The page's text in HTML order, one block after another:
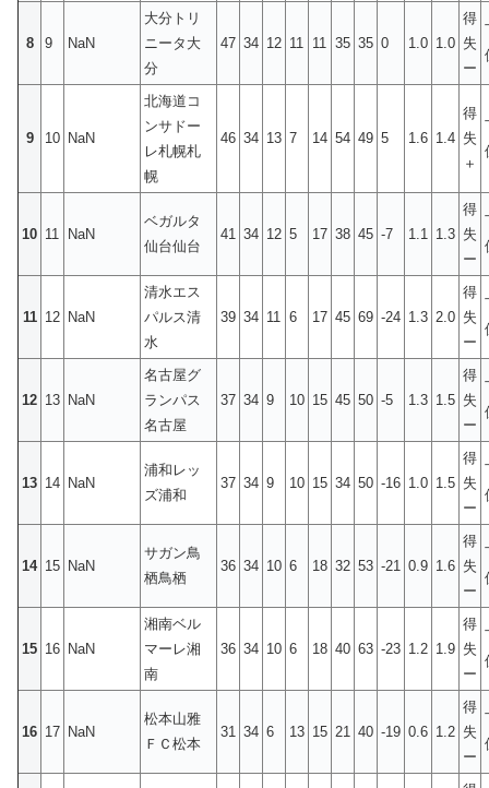
8 9 NaN
大分トリ
ニータ大
分
47 34 12 11 11 35 35 0 1.0 1.0
得
失
ー
9 10 NaN
北海道コ
ンサドー
レ札幌札
幌
46 34 13 7 14 54 49 5 1.6 1.4
得
失
＋
10 11 NaN
ベガルタ
仙台仙台
41 34 12 5 17 38 45 -7 1.1 1.3
得
失
ー
11 12 NaN
清水エス
パルス清
水
39 34 11 6 17 45 69 -24 1.3 2.0
得
失
ー
12 13 NaN
名古屋グ
ランパス
名古屋
37 34 9 10 15 45 50 -5 1.3 1.5
得
失
ー
13 14 NaN
浦和レッ
ズ浦和
37 34 9 10 15 34 50 -16 1.0 1.5
得
失
ー
14 15 NaN
サガン鳥
栖鳥栖
36 34 10 6 18 32 53 -21 0.9 1.6
得
失
ー
15 16 NaN
湘南ベル
マーレ湘
南
36 34 10 6 18 40 63 -23 1.2 1.9
得
失
ー
16 17 NaN
松本山雅
ＦＣ松本
31 34 6 13 15 21 40 -19 0.6 1.2
得
失
ー